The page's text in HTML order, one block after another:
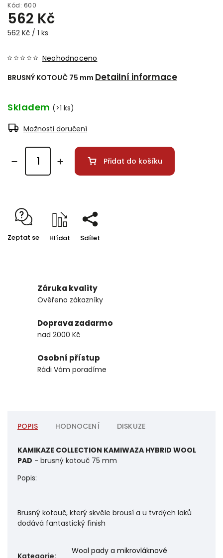
Kód: 600
562 Kč
562 Kč / 1 ks
Neohodnoceno
BRUSNÝ KOTOUČ 75 mm Detailní informace
Skladem (>1 ks)
Možnosti doručení
Přidat do košíku
Zeptat se Hlídat Sdílet
Záruka kvality
Ověřeno zákazníky
Doprava zadarmo
nad 2000 Kč
Osobní přístup
Rádi Vám poradíme
POPIS HODNOCENÍ DISKUZE
KAMIKAZE COLLECTION KAMIWAZA HYBRID WOOL
PAD - brusný kotouč 75 mm
Popis:
Brusný kotouč, který skvěle brousí a u tvrdých laků
dodává fantastický finish
Wool pady a mikrovláknové